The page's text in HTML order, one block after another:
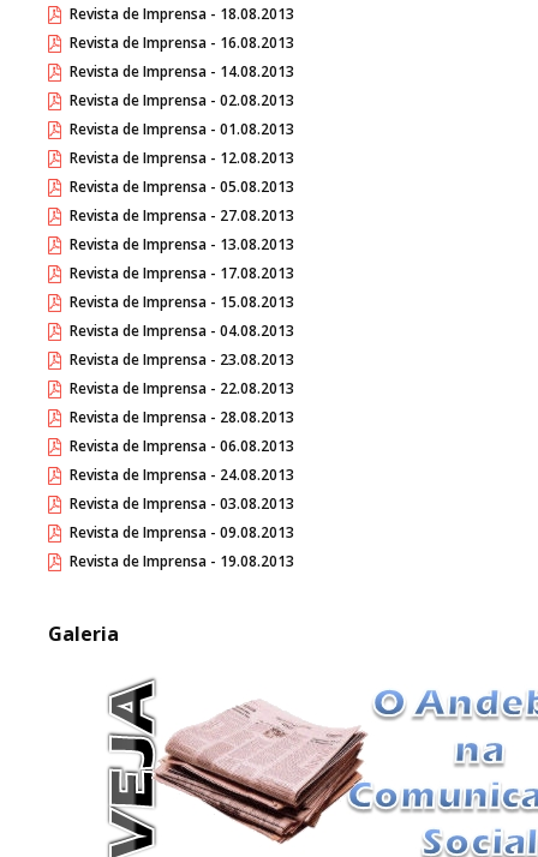
Revista de Imprensa - 18.08.2013
Revista de Imprensa - 16.08.2013
Revista de Imprensa - 14.08.2013
Revista de Imprensa - 02.08.2013
Revista de Imprensa - 01.08.2013
Revista de Imprensa - 12.08.2013
Revista de Imprensa - 05.08.2013
Revista de Imprensa - 27.08.2013
Revista de Imprensa - 13.08.2013
Revista de Imprensa - 17.08.2013
Revista de Imprensa - 15.08.2013
Revista de Imprensa - 04.08.2013
Revista de Imprensa - 23.08.2013
Revista de Imprensa - 22.08.2013
Revista de Imprensa - 28.08.2013
Revista de Imprensa - 06.08.2013
Revista de Imprensa - 24.08.2013
Revista de Imprensa - 03.08.2013
Revista de Imprensa - 09.08.2013
Revista de Imprensa - 19.08.2013
Galeria